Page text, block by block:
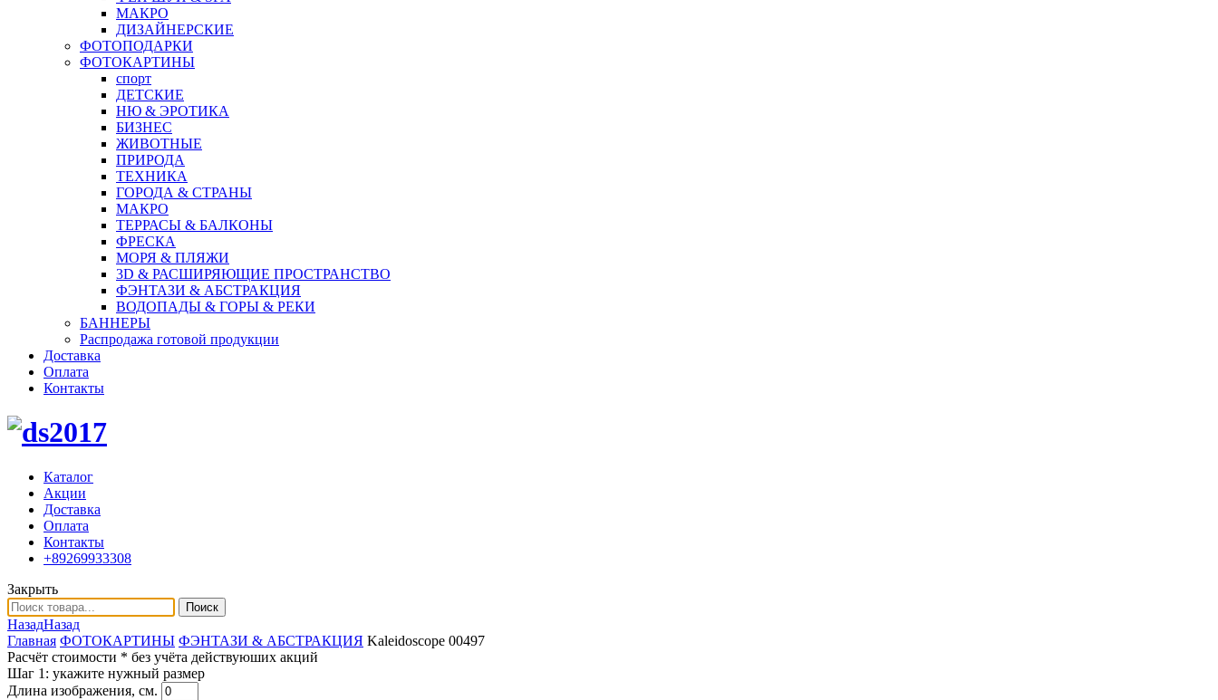
МАКРО
ДИЗАЙНЕРСКИЕ
ФОТОПОДАРКИ
ФОТОКАРТИНЫ
спорт
ДЕТСКИЕ
НЮ & ЭРОТИКА
БИЗНЕС
ЖИВОТНЫЕ
ПРИРОДА
ТЕХНИКА
ГОРОДА & СТРАНЫ
МАКРО
ТЕРРАСЫ & БАЛКОНЫ
ФРЕСКА
МОРЯ & ПЛЯЖИ
3D & РАСШИРЯЮЩИЕ ПРОСТРАНСТВО
ФЭНТАЗИ & АБСТРАКЦИЯ
ВОДОПАДЫ & ГОРЫ & РЕКИ
БАННЕРЫ
Распродажа готовой продукции
Доставка
Оплата
Контакты
Каталог
Акции
Доставка
Оплата
Контакты
+89269933308
Закрыть
Поиск
НазадНазад
Главная ФОТОКАРТИНЫ ФЭНТАЗИ & АБСТРАКЦИЯ Kaleidoscope 00497
Расчёт стоимости * без учёта действуюших акций
Шаг 1: укажите нужный размер
Длина изображения, см.